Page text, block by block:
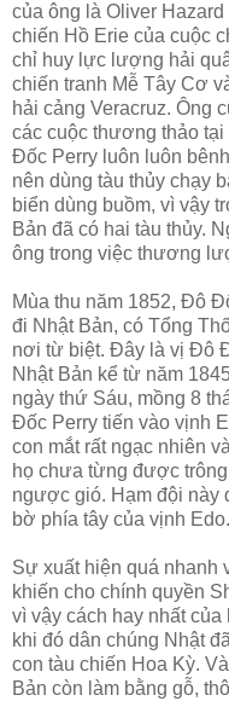
của ông là Oliver
chiến Hồ Erie của cuộc
chỉ huy lực lượng hải
chiến tranh Mễ Tây Cơ
hải cảng Veracruz. Ông
các cuộc thương thảo
Đốc Perry luôn luôn
nên dùng tàu thủy chạy
biển dùng buồm, vì vậy
Bản đã có hai tàu thủy.
ông trong việc thương
Mùa thu năm 1852, Đô
đi Nhật Bản, có Tổng
nơi từ biệt. Đây là vị Đô
Nhật Bản kể từ năm
ngày thứ Sáu, mồng 8
Đốc Perry tiến vào vịnh
con mắt rất ngạc nhiên
họ chưa từng được
ngược gió. Hạm đội này
bờ phía tây của vịnh Edo.
Sự xuất hiện quá nhanh
khiến cho chính quyền
vì vậy cách hay nhất
khi đó dân chúng Nhật
con tàu chiến Hoa Kỳ.
Bản còn làm bằng gỗ,